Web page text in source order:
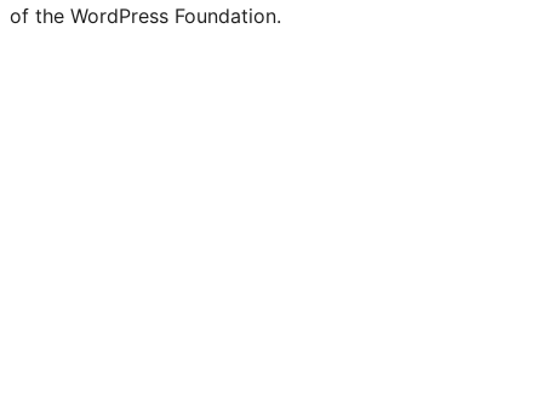
of the WordPress Foundation.